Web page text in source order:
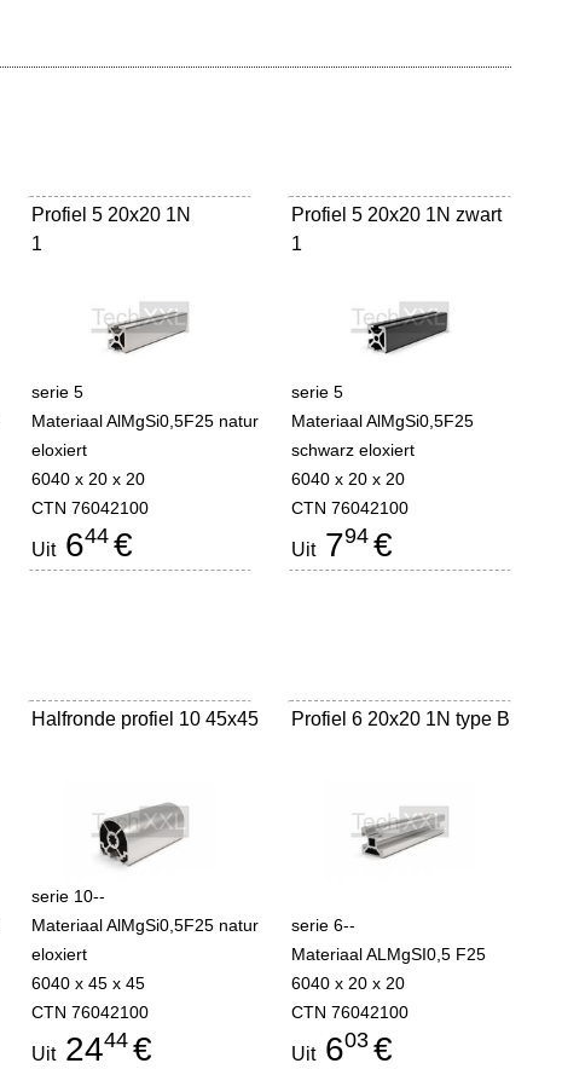
Profiel 5 20x20 1N
1
serie 5
Materiaal AlMgSi0,5F25 natur
eloxiert
6040 x 20 x 20
CTN 76042100
Uit644 €
Profiel 5 20x20 1N zwart
1
serie 5
Materiaal AlMgSi0,5F25
schwarz eloxiert
6040 x 20 x 20
CTN 76042100
Uit794 €
Halfronde profiel 10 45x45
serie 10--
Materiaal AlMgSi0,5F25 natur
eloxiert
6040 x 45 x 45
CTN 76042100
Uit2444 €
Profiel 6 20x20 1N type B
serie 6--
Materiaal ALMgSI0,5 F25
6040 x 20 x 20
CTN 76042100
Uit603 €